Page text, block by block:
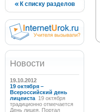
К списку разделов
Новости
19.10.2012
19 октября –
Всероссийский день
лицеиста 19 октября
традиционно отмечается
День лицея. Портал